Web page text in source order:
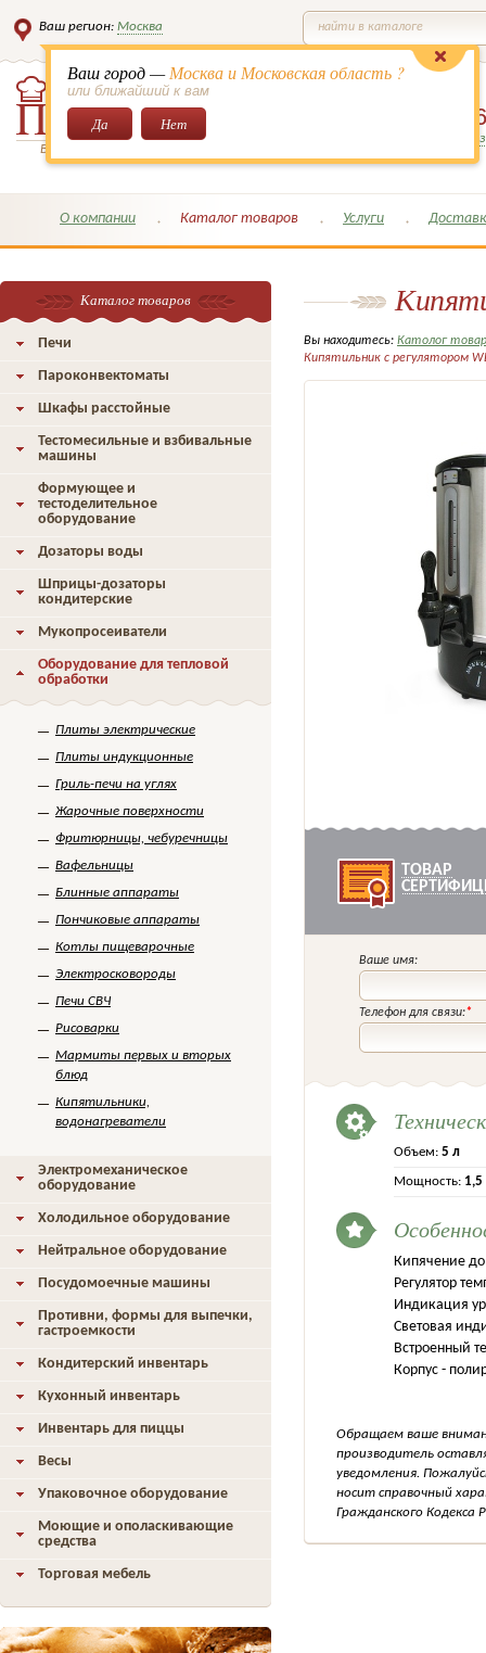
Ваш регион: Москва
Ваш город —Москва и Московская область ?
или ближайший к вам
Да Нет
найти в каталоге
Всё для кондитеров и поваров!
649-
Заказать обратный
О компании Каталог товаров Услуги
Вы находитесь: Католог
Кипятильник с регулятором
ТОВАР
Ваше имя:
Телефон для связи:*
Объем: 5 л
Мощность: 1,5
Кипячение до
Регулятор
Индикация
Световая
Встроенный
Корпус -
Обращаем ваше
производитель
уведомления.
носит справочный
Гражданского Кодекса
Каталог товаров
Печи
Пароконвектоматы
Шкафы расстойные
Тестомесильные и взбивальные
машины
Формующее и
тестоделительное
оборудование
Дозаторы воды
Шприцы-дозаторы
кондитерские
Мукопросеиватели
Оборудование для тепловой
обработки
Плиты электрические
Плиты индукционные
Гриль-печи на углях
Жарочные поверхности
Фритюрницы, чебуречницы
Вафельницы
Блинные аппараты
Пончиковые аппараты
Котлы пищеварочные
Электросковороды
Печи СВЧ
Рисоварки
Мармиты первых и вторых
блюд
Кипятильники,
водонагреватели
Электромеханическое
оборудование
Холодильное оборудование
Нейтральное оборудование
Посудомоечные машины
Противни, формы для выпечки,
гастроемкости
Кондитерский инвентарь
Кухонный инвентарь
Инвентарь для пиццы
Весы
Упаковочное оборудование
Моющие и ополаскивающие
средства
Торговая мебель